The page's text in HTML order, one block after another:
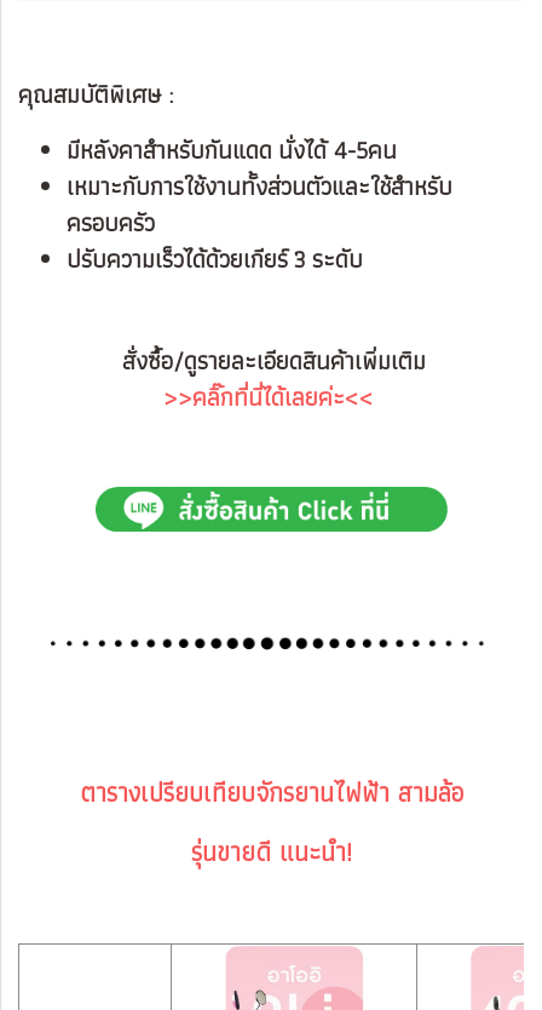
คุณสมบัติพิเศษ :
มีหลังคาสำหรับกันแดด นั่งได้ 4-5คน
เหมาะกับการใช้งานทั้งส่วนตัวและใช้สำหรับ
ครอบครัว
ปรับความเร็วได้ด้วยเกียร์ 3 ระดับ
สั่งซื้อ/ดูรายละเอียดสินค้าเพิ่มเติม
>>คลิ๊กที่นี่ได้เลยค่ะ<<
ตารางเปรียบเทียบจักรยานไฟฟ้า สามล้อ
รุ่นขายดี แนะนำ!